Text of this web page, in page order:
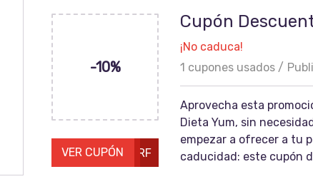
-10%
VER CUPÓN
RECETASBARF
Cupón
¡No caduca!
1 cupones usados
Aprovecha esta
Dieta Yum, sin
empezar a ofrecer a tu
caducidad: este cupón